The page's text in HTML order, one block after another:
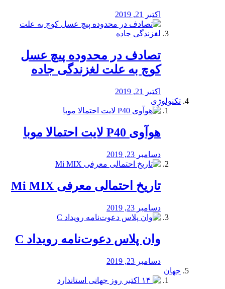
اکتبر 21, 2019
تصادف در محدوده پیچ عسل
کوچ به علت لغزندگی جاده
اکتبر 21, 2019
تکنولوژی
هوآوی P40 لایت احتمالا موبا
دسامبر 23, 2019
تاریخ احتمالی معرفی Mi MIX
دسامبر 23, 2019
وان پلاس دعوت‌نامه رویداد C
دسامبر 23, 2019
جهان